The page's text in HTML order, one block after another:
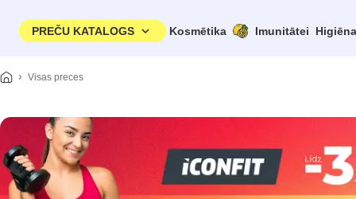
PREČU KATALOGS Kosmētika Imunitātei Higiēna
Visas preces